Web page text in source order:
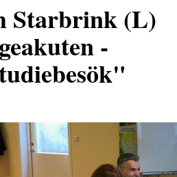
Starbrink (L)
-